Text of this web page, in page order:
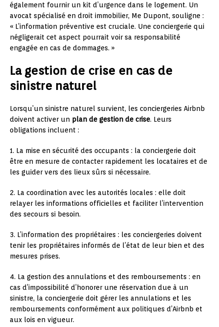
également fournir un kit d’urgence dans le logement. Un
avocat spécialisé en droit immobilier, Me Dupont, souligne :
« L’information préventive est cruciale. Une conciergerie qui
négligerait cet aspect pourrait voir sa responsabilité
engagée en cas de dommages. »
La gestion de crise en cas de
sinistre naturel
Lorsqu’un sinistre naturel survient, les conciergeries Airbnb
doivent activer un plan de gestion de crise. Leurs
obligations incluent :
1. La mise en sécurité des occupants : la conciergerie doit
être en mesure de contacter rapidement les locataires et de
les guider vers des lieux sûrs si nécessaire.
2. La coordination avec les autorités locales : elle doit
relayer les informations officielles et faciliter l’intervention
des secours si besoin.
3. L’information des propriétaires : les conciergeries doivent
tenir les propriétaires informés de l’état de leur bien et des
mesures prises.
4. La gestion des annulations et des remboursements : en
cas d’impossibilité d’honorer une réservation due à un
sinistre, la conciergerie doit gérer les annulations et les
remboursements conformément aux politiques d’Airbnb et
aux lois en vigueur.